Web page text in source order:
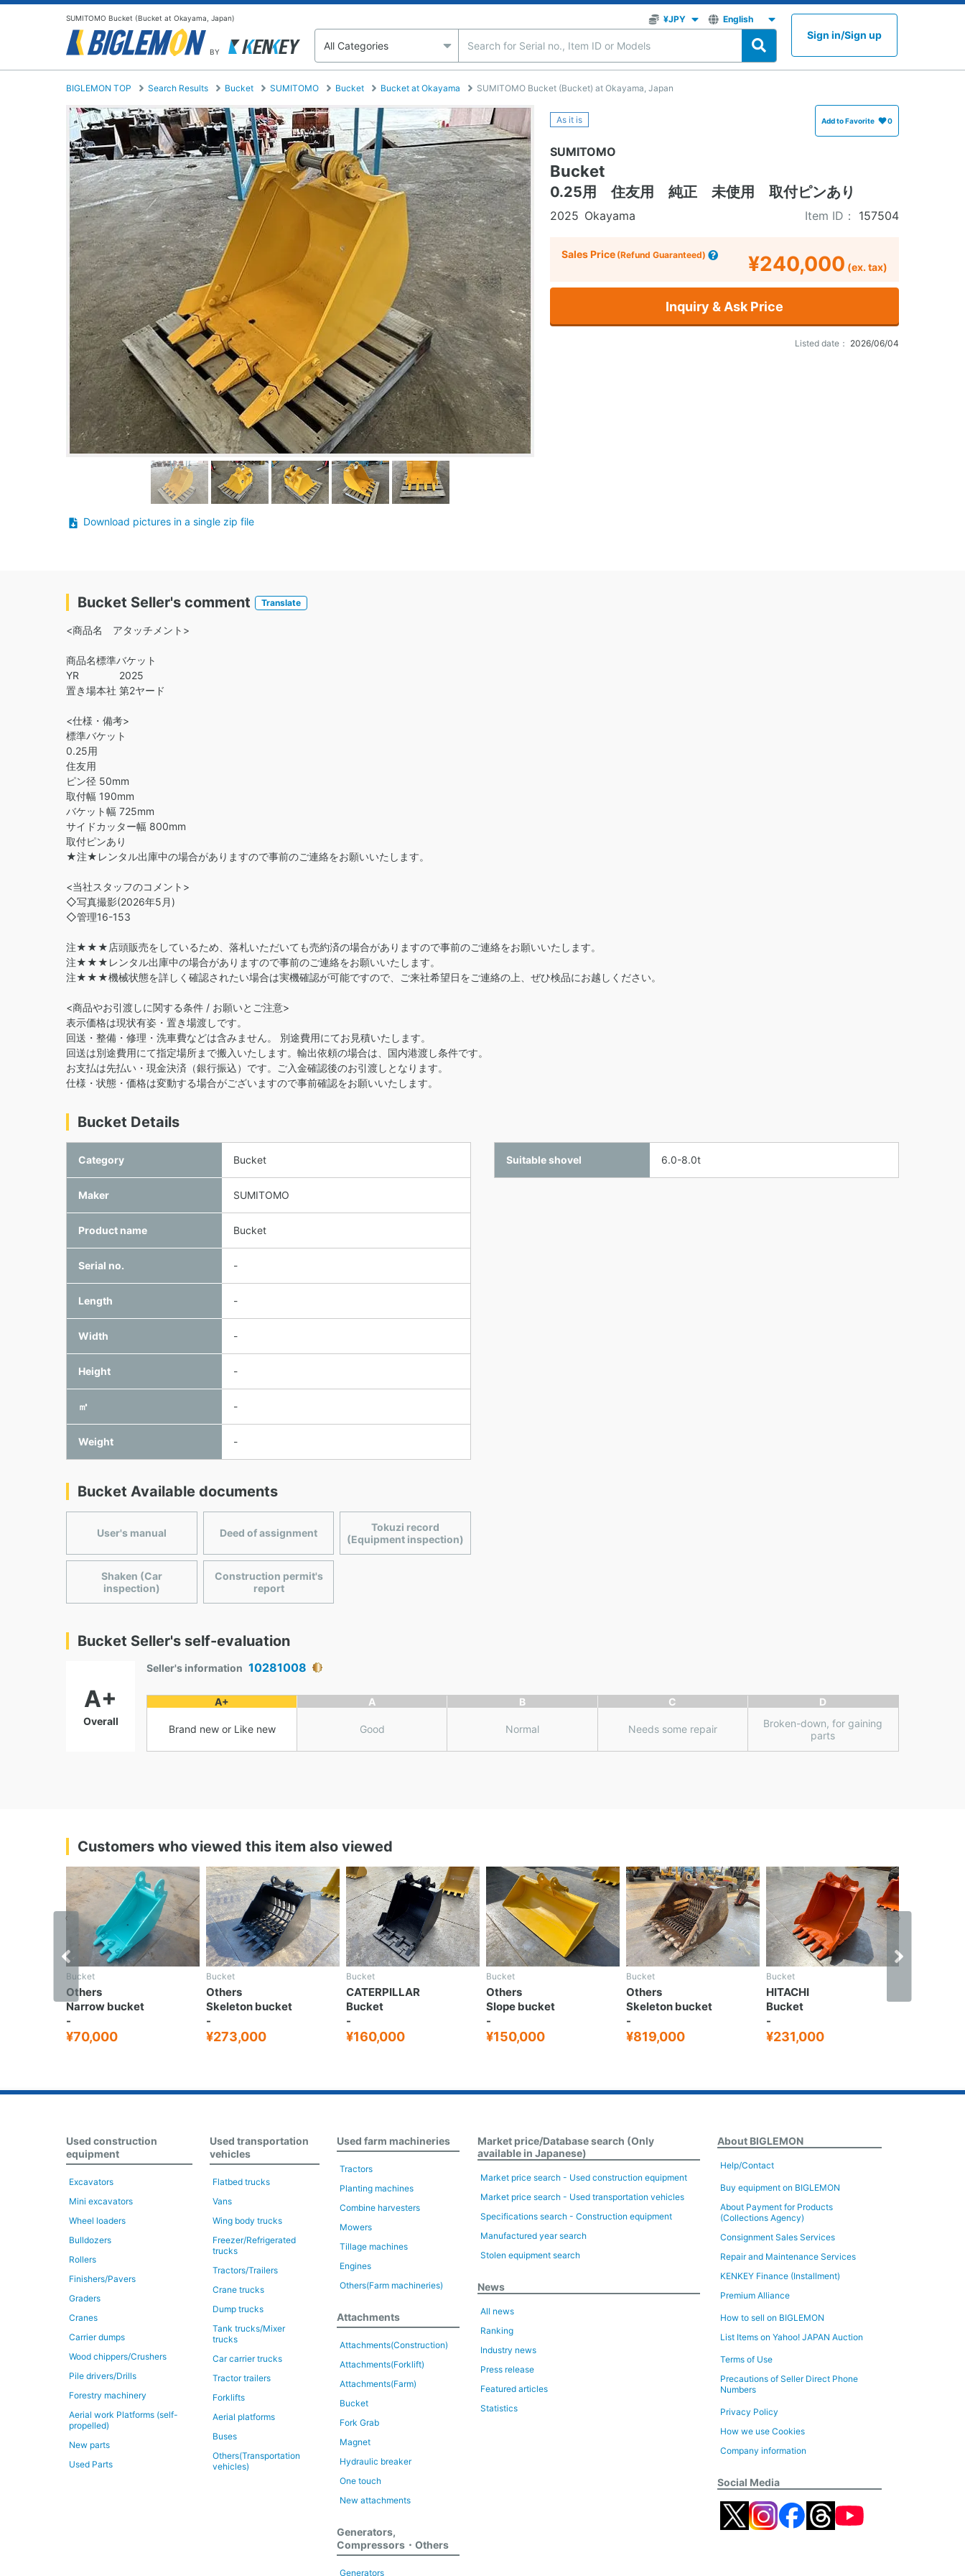
SUMITOMO Bucket (Bucket at Okayama, Japan)
BY
Sign in/Sign up
BIGLEMON TOP Search Results Bucket SUMITOMO Bucket Bucket at Okayama SUMITOMO Bucket (Bucket) at Okayama, Japan
As it is Add to Favorite 0
SUMITOMO
Bucket
0.25用 住友用 純正 未使用 取付ピンあり
2025 Okayama Item ID： 157504
Download pictures in a single zip file
Sales Price (Refund Guaranteed) ¥240,000 (ex. tax)
Inquiry & Ask Price
Listed date： 2026/06/04
Bucket Seller's comment Translate
<商品名 アタッチメント>
商品名標準バケット
YR 2025
置き場本社 第2ヤード
<仕様・備考>
標準バケット
0.25用
住友用
ピン径 50mm
取付幅 190mm
バケット幅 725mm
サイドカッター幅 800mm
取付ピンあり
★注★レンタル出庫中の場合がありますので事前のご連絡をお願いいたします。
<当社スタッフのコメント>
◇写真撮影(2026年5月)
◇管理16-153
注★★★店頭販売をしているため、落札いただいても売約済の場合がありますので事前のご連絡をお願いいたします。
注★★★レンタル出庫中の場合がありますので事前のご連絡をお願いいたします。
注★★★機械状態を詳しく確認されたい場合は実機確認が可能ですので、ご来社希望日をご連絡の上、ぜひ検品にお越しください。
<商品やお引渡しに関する条件 / お願いとご注意>
表示価格は現状有姿・置き場渡しです。
回送・整備・修理・洗車費などは含みません。 別途費用にてお見積いたします。
回送は別途費用にて指定場所まで搬入いたします。輸出依頼の場合は、国内港渡し条件です。
お支払は先払い・現金決済（銀行振込）です。ご入金確認後のお引渡しとなります。
仕様・状態・価格は変動する場合がございますので事前確認をお願いいたします。
Bucket Details
Category Bucket
Maker SUMITOMO
Product name Bucket
Serial no. -
Length -
Width -
Height -
㎥ -
Weight -
Suitable shovel 6.0-8.0t
Bucket Available documents
User's manual Deed of assignment
Tokuzi record
(Equipment inspection)
Shaken (Car
inspection)
Construction permit's
report
Bucket Seller's self-evaluation
A+
Overall
Seller's information 10281008
A+
Brand new or Like new
A
Good
B
Normal
C
Needs some repair
D
Broken-down, for gaining
parts
Customers who viewed this item also viewed
Bucket
Others
Narrow bucket
-
¥70,000
Bucket
Others
Skeleton bucket
-
¥273,000
Bucket
CATERPILLAR
Bucket
-
¥160,000
Bucket
Others
Slope bucket
-
¥150,000
Bucket
Others
Skeleton bucket
-
¥819,000
Bucket
HITACHI
Bucket
-
¥231,000
Bucket
‹ ›
Used construction
equipment
Excavators
Mini excavators
Wheel loaders
Bulldozers
Rollers
Finishers/Pavers
Graders
Cranes
Carrier dumps
Wood chippers/Crushers
Pile drivers/Drills
Forestry machinery
Aerial work Platforms (self-
propelled)
New parts
Used Parts
Used transportation
vehicles
Flatbed trucks
Vans
Wing body trucks
Freezer/Refrigerated
trucks
Tractors/Trailers
Crane trucks
Dump trucks
Tank trucks/Mixer
trucks
Car carrier trucks
Tractor trailers
Forklifts
Aerial platforms
Buses
Others(Transportation
vehicles)
Used farm machineries
Tractors
Planting machines
Combine harvesters
Mowers
Tillage machines
Engines
Others(Farm machineries)
Attachments
Attachments(Construction)
Attachments(Forklift)
Attachments(Farm)
Bucket
Fork Grab
Magnet
Hydraulic breaker
One touch
New attachments
Generators,
Compressors・Others
Generators
Market price/Database search (Only
available in Japanese)
Market price search - Used construction equipment
Market price search - Used transportation vehicles
Specifications search - Construction equipment
Manufactured year search
Stolen equipment search
News
All news
Ranking
Industry news
Press release
Featured articles
Statistics
About BIGLEMON
Help/Contact
Buy equipment on BIGLEMON
About Payment for Products
(Collections Agency)
Consignment Sales Services
Repair and Maintenance Services
KENKEY Finance (Installment)
Premium Alliance
How to sell on BIGLEMON
List Items on Yahoo! JAPAN Auction
Terms of Use
Precautions of Seller Direct Phone
Numbers
Privacy Policy
How we use Cookies
Company information
Social Media